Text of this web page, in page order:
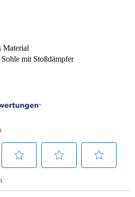
Material
Sohle mit Stoßdämpfer